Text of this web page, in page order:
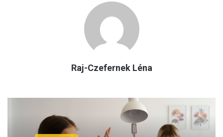
Raj-Czefernek Léna